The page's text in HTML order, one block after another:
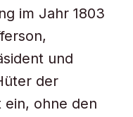
im Jahr 1803
und
der
ein, ohne den